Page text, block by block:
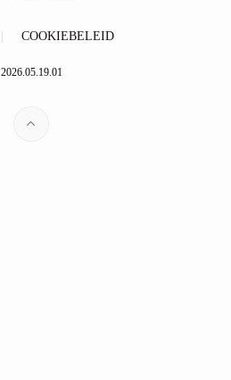
COOKIEBELEID
2026.05.19.01